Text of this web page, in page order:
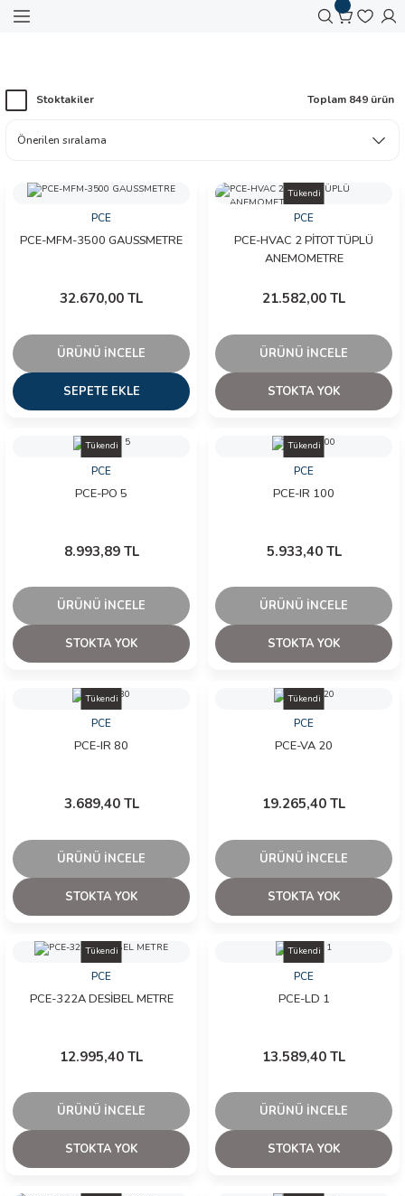
Test Cihazları
Kameralar
Cihazları
Kameralar
Kameralar
TEST CİHAZLARI
İSTASYONU
Stoktakiler Toplam 849 ürün
PCE
PCE-MFM-3500 GAUSSMETRE
32.670,00 TL
ÜRÜNÜ İNCELE
SEPETE EKLE
Tükendi
PCE
PCE-HVAC 2 PİTOT TÜPLÜ
ANEMOMETRE
21.582,00 TL
ÜRÜNÜ İNCELE
STOKTA YOK
Tükendi
PCE
PCE-PO 5
8.993,89 TL
ÜRÜNÜ İNCELE
STOKTA YOK
Tükendi
PCE
PCE-IR 100
5.933,40 TL
ÜRÜNÜ İNCELE
STOKTA YOK
Tükendi
PCE
PCE-IR 80
3.689,40 TL
ÜRÜNÜ İNCELE
STOKTA YOK
Tükendi
PCE
PCE-VA 20
19.265,40 TL
ÜRÜNÜ İNCELE
STOKTA YOK
Tükendi
PCE
PCE-322A DESİBEL METRE
12.995,40 TL
ÜRÜNÜ İNCELE
STOKTA YOK
Tükendi
PCE
PCE-LD 1
13.589,40 TL
ÜRÜNÜ İNCELE
STOKTA YOK